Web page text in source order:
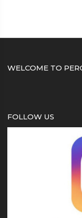
WELCOME TO
FOLLOW US